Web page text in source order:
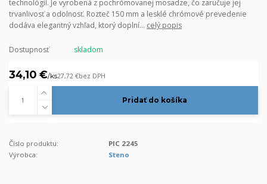
technológií. Je vyrobená z pochrómovanej mosadze, čo zaručuje jej
trvanlivosť a odolnosť. Rozteč 150 mm a lesklé chrómové prevedenie
dodáva elegantný vzhľad, ktorý doplní... celý popis
Dostupnosť skladom
34,10 €/ks27,72 €bez DPH
Pridať do košíka
Číslo produktu:
PIC 2245
Výrobca:
Steno